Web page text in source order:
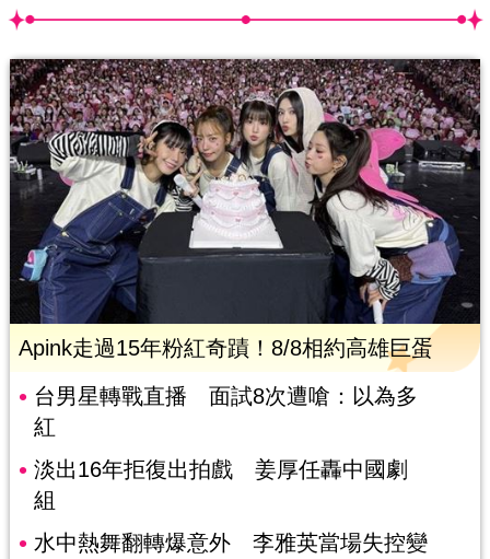
Apink走過15年粉紅奇蹟！8/8相約高雄巨蛋
台男星轉戰直播 面試8次遭嗆：以為多
紅
淡出16年拒復出拍戲 姜厚任轟中國劇
組
水中熱舞翻轉爆意外 李雅英當場失控變